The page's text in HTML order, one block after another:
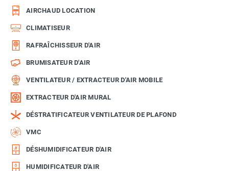
AIRCHAUD LOCATION
CLIMATISEUR
RAFRAÎCHISSEUR D'AIR
BRUMISATEUR D'AIR
VENTILATEUR / EXTRACTEUR D'AIR MOBILE
EXTRACTEUR D'AIR MURAL
DÉSTRATIFICATEUR VENTILATEUR DE PLAFOND
VMC
DÉSHUMIDIFICATEUR D'AIR
HUMIDIFICATEUR D'AIR